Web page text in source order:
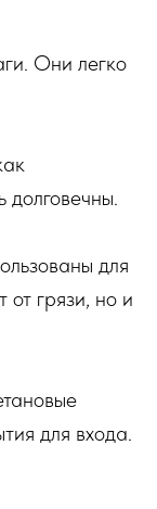
Они легко
долговечны.
для
грязи, но и
для входа.